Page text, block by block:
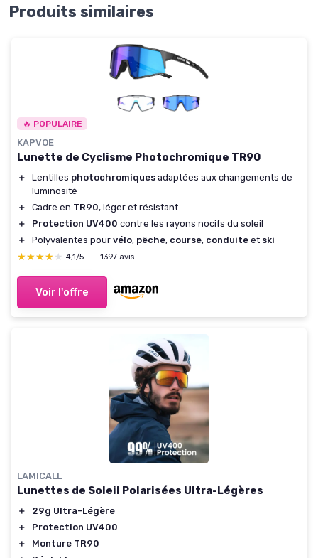
Produits similaires
🔥 POPULAIRE
KAPVOE
Lunette de Cyclisme Photochromique TR90
＋ Lentilles photochromiques adaptées aux changements de
luminosité
＋
Cadre en TR90, léger et résistant
＋
Protection UV400 contre les rayons nocifs du soleil
＋
Polyvalentes pour vélo, pêche, course, conduite et ski
★★★★★
★★★★★ 4,1/5 — 1397 avis
Voir l'offre
LAMICALL
Lunettes de Soleil Polarisées Ultra-Légères
＋
29g Ultra-Légère
＋
Protection UV400
＋
Monture TR90